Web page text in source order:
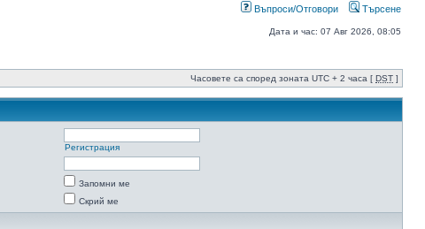
Въпроси/Отговори Търсене
Дата и час: 07 Авг 2026, 08:05
Часовете са според зоната UTC + 2 часа [ DST ]
Регистрация
Запомни ме
Скрий ме